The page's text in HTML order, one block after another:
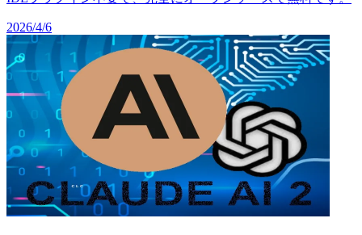
2026/4/6